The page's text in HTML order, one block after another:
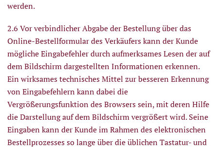
werden.
2.6 Vor verbindlicher Abgabe der Bestellung über das
Online-Bestellformular des Verkäufers kann der Kunde
mögliche Eingabefehler durch aufmerksames Lesen der auf
dem Bildschirm dargestellten Informationen erkennen.
Ein wirksames technisches Mittel zur besseren Erkennung
von Eingabefehlern kann dabei die
Vergrößerungsfunktion des Browsers sein, mit deren Hilfe
die Darstellung auf dem Bildschirm vergrößert wird. Seine
Eingaben kann der Kunde im Rahmen des elektronischen
Bestellprozesses so lange über die üblichen Tastatur- und